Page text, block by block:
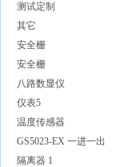
测试定制
其它
安全栅
安全栅
八路数显仪
仪表5
温度传感器
GS5023-EX 一进一出
隔离器 1